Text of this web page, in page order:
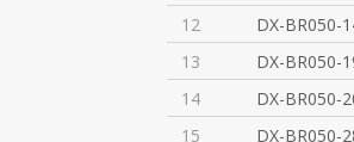
12 DX-BR050-
13 DX-BR050-
14 DX-BR050-
15 DX-BR050-